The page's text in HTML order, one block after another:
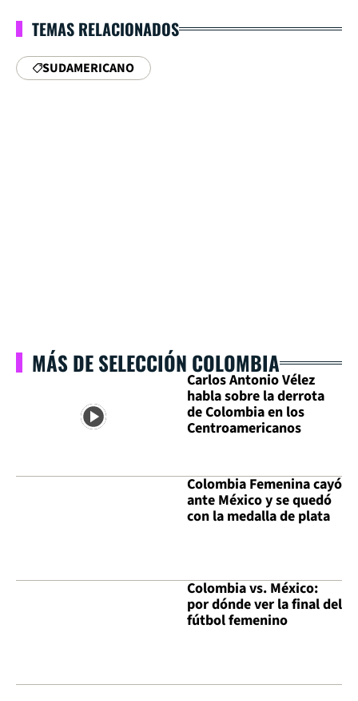
TEMAS RELACIONADOS
SUDAMERICANO
MÁS DE SELECCIÓN COLOMBIA
Carlos Antonio Vélez
habla sobre la derrota
de Colombia en los
Centroamericanos
Colombia Femenina cayó
ante México y se quedó
con la medalla de plata
Colombia vs. México:
por dónde ver la final del
fútbol femenino